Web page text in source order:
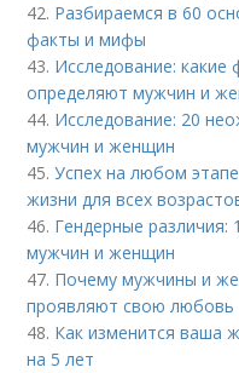
42. Разбираемся в 60
факты и мифы
43. Исследование: какие
определяют мужчин и
44. Исследование: 20
мужчин и женщин
45.Успех на любом
жизни для всех
46. Гендерные различия:
мужчин и женщин
47. Почему мужчины и
проявляют свою любовь
48. Как изменится ваша
на 5 лет